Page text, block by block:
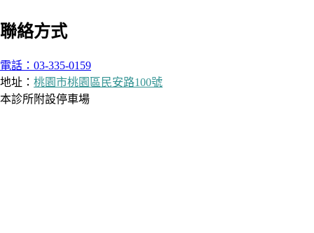
聯絡方式
電話：03-335-0159
地址： 桃園市桃園區民安路100號
本診所附設停車場